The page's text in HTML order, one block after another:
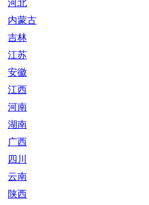
河北
内蒙古
吉林
江苏
安徽
江西
河南
湖南
广西
四川
云南
陕西